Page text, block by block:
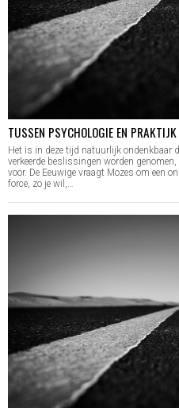
TUSSEN PSYCHOLOGIE EN
Het is in deze tijd natuurlijk ondenkbaar
verkeerde beslissingen worden
voor. De Eeuwige vraagt Mozes om een
force, zo je wil,…